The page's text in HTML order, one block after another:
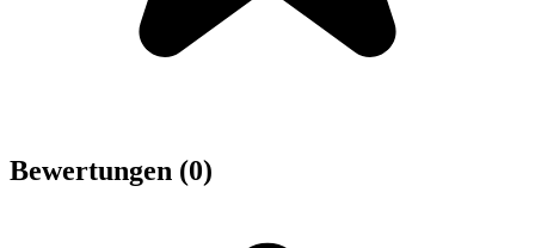
Bewertungen (0)